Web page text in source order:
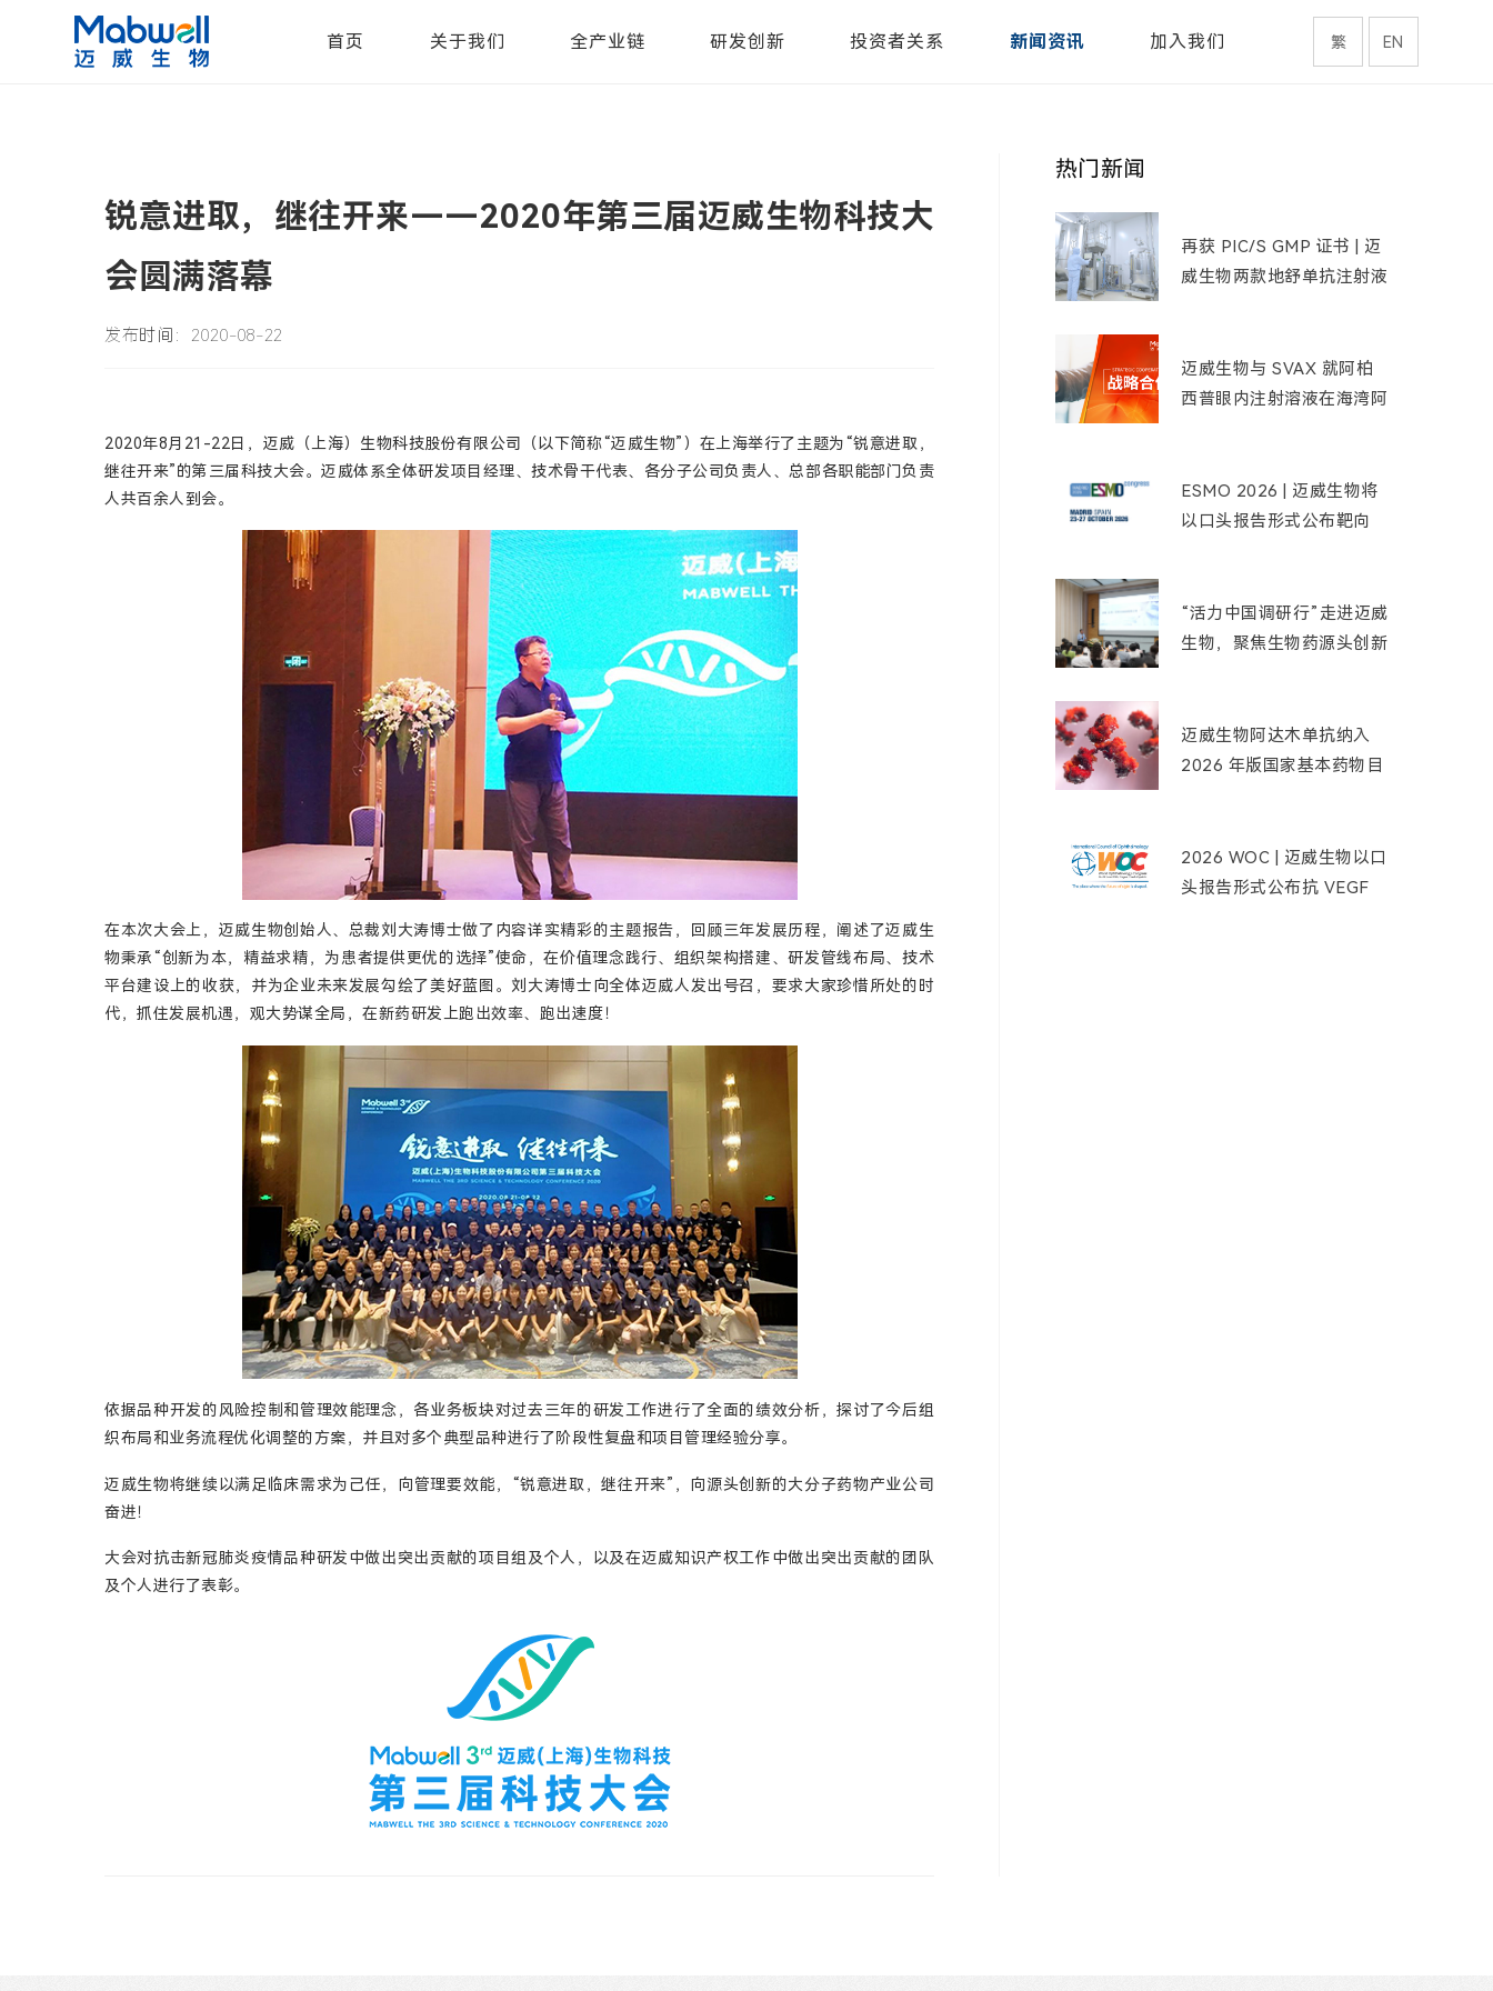
首页 关于我们 全产业链 研发创新 投资者关系 新闻资讯 加入我们 繁 EN
锐意进取，继往开来——2020年第三届迈威生物科技大
会圆满落幕
发布时间：2020-08-22
2020年8月21-22日，迈威（上海）生物科技股份有限公司（以下简称“迈威生物”）在上海举行了主题为“锐意进取，
继往开来”的第三届科技大会。迈威体系全体研发项目经理、技术骨干代表、各分子公司负责人、总部各职能部门负责
人共百余人到会。
在本次大会上，迈威生物创始人、总裁刘大涛博士做了内容详实精彩的主题报告，回顾三年发展历程，阐述了迈威生
物秉承“创新为本，精益求精，为患者提供更优的选择”使命，在价值理念践行、组织架构搭建、研发管线布局、技术
平台建设上的收获，并为企业未来发展勾绘了美好蓝图。刘大涛博士向全体迈威人发出号召，要求大家珍惜所处的时
代，抓住发展机遇，观大势谋全局，在新药研发上跑出效率、跑出速度！
依据品种开发的风险控制和管理效能理念，各业务板块对过去三年的研发工作进行了全面的绩效分析，探讨了今后组
织布局和业务流程优化调整的方案，并且对多个典型品种进行了阶段性复盘和项目管理经验分享。
迈威生物将继续以满足临床需求为己任，向管理要效能，“锐意进取，继往开来”，向源头创新的大分子药物产业公司
奋进！
大会对抗击新冠肺炎疫情品种研发中做出突出贡献的项目组及个人，以及在迈威知识产权工作中做出突出贡献的团队
及个人进行了表彰。
热门新闻
再获 PIC/S GMP 证书 | 迈
威生物两款地舒单抗注射液
迈威生物与 SVAX 就阿柏
西普眼内注射溶液在海湾阿
ESMO 2026 | 迈威生物将
以口头报告形式公布靶向
腺癌患者的最新临床数据
“活力中国调研行”走进迈威
生物，聚焦生物药源头创新
迈威生物阿达木单抗纳入
2026 年版国家基本药物目
2026 WOC | 迈威生物以口
头报告形式公布抗 VEGF